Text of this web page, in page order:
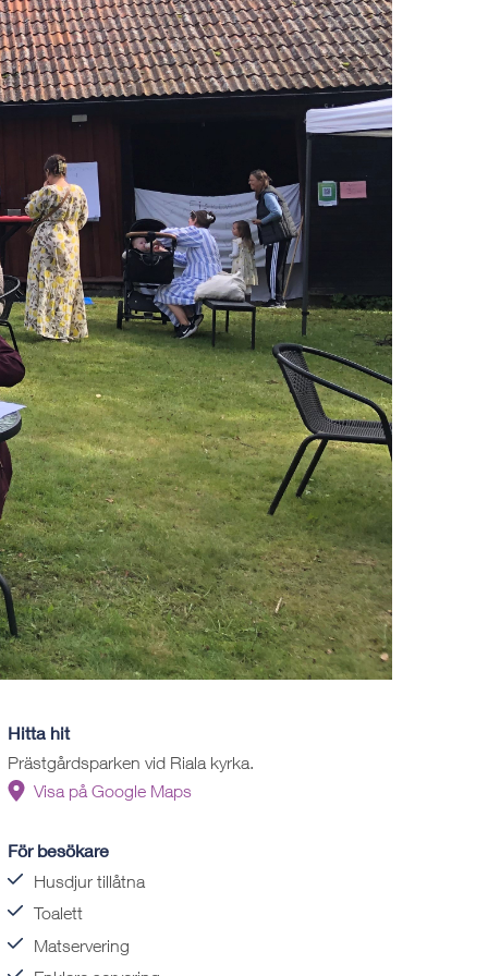
Hitta hit
Prästgårdsparken vid Riala kyrka.
Visa på Google Maps
För besökare
Husdjur tillåtna
Toalett
Matservering